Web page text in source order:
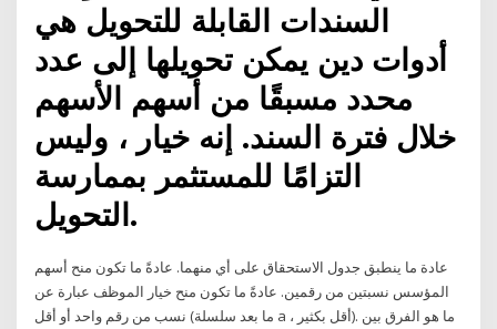
السندات القابلة للتحويل هي
أدوات دين يمكن تحويلها إلى عدد
محدد مسبقًا من أسهم الأسهم
خلال فترة السند. إنه خيار ، وليس
التزامًا للمستثمر بممارسة
التحويل.
عادة ما ينطبق جدول الاستحقاق على أي منهما. عادةً ما تكون منح أسهم
المؤسس نسبتين من رقمين. عادةً ما تكون منح خيار الموظف عبارة عن
نسب من رقم واحد أو أقل (ما بعد سلسلة a ، أقل بكثير). ما هو الفرق بين